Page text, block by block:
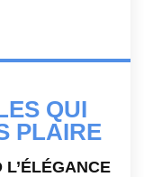
QUI
PLAIRE